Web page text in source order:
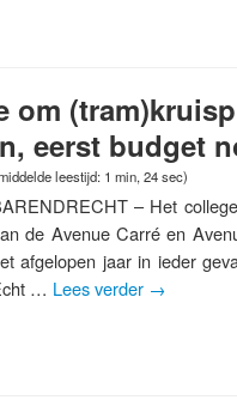
om
eerst budget
leestijd: 1 min, 24 sec)
– Het
de Avenue Carré en
afgelopen jaar in ieder
… Lees verder →